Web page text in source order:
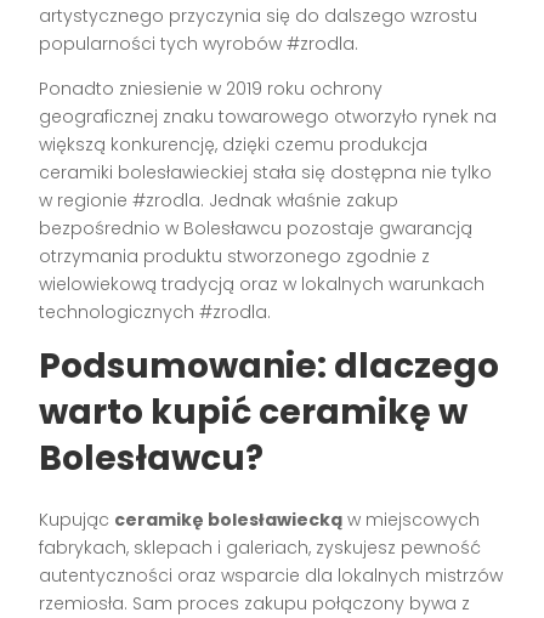
artystycznego przyczynia się do dalszego wzrostu
popularności tych wyrobów #zrodla.
Ponadto zniesienie w 2019 roku ochrony
geograficznej znaku towarowego otworzyło rynek na
większą konkurencję, dzięki czemu produkcja
ceramiki bolesławieckiej stała się dostępna nie tylko
w regionie #zrodla. Jednak właśnie zakup
bezpośrednio w Bolesławcu pozostaje gwarancją
otrzymania produktu stworzonego zgodnie z
wielowiekową tradycją oraz w lokalnych warunkach
technologicznych #zrodla.
Podsumowanie: dlaczego
warto kupić ceramikę w
Bolesławcu?
Kupując ceramikę bolesławiecką w miejscowych
fabrykach, sklepach i galeriach, zyskujesz pewność
autentyczności oraz wsparcie dla lokalnych mistrzów
rzemiosła. Sam proces zakupu połączony bywa z